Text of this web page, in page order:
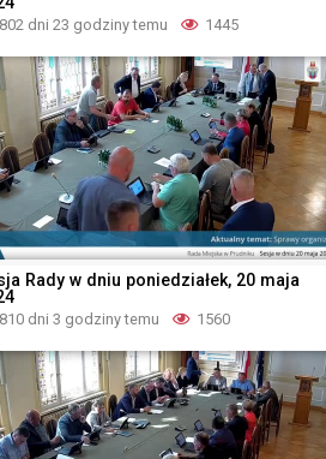
802 dni 23 godziny temu 1445
Rady w dniu poniedziałek, 20 maja
810 dni 3 godziny temu 1560